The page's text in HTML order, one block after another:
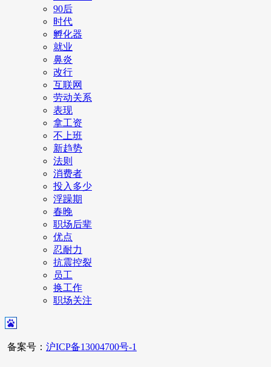
90后
时代
孵化器
就业
鼻炎
改行
互联网
劳动关系
表现
拿工资
不上班
新趋势
法则
消费者
投入多少
浮躁期
春晚
职场后辈
优点
忍耐力
抗震控裂
员工
换工作
职场关注
备案号： 沪ICP备13004700号-1